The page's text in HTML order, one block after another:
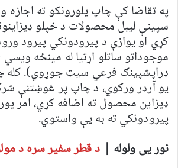
په تقاضا کې چاپ پلورونکو ته
سپینې لیبل محصولات د خپلو
کړي او یوازې د پیرودونکي پیرود
موجوداتو ساتلو اړتیا له مینځه
ډراپشپینګ فرعي سیټ جوړوي). کله
یو آرډر ورکوي، د چاپ پر غوښتنې
ډیزاین محصول ته اضافه کړي، امر
پیرودونکي ته به یې واستوي.
نور یی ولوله | د قطر سفیر سره د